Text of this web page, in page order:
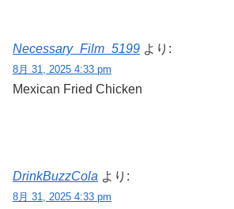
Necessary_Film_5199 より:
8月 31, 2025 4:33 pm
Mexican Fried Chicken
DrinkBuzzCola より:
8月 31, 2025 4:33 pm